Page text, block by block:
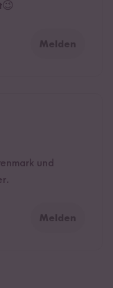
Melden
und
Melden